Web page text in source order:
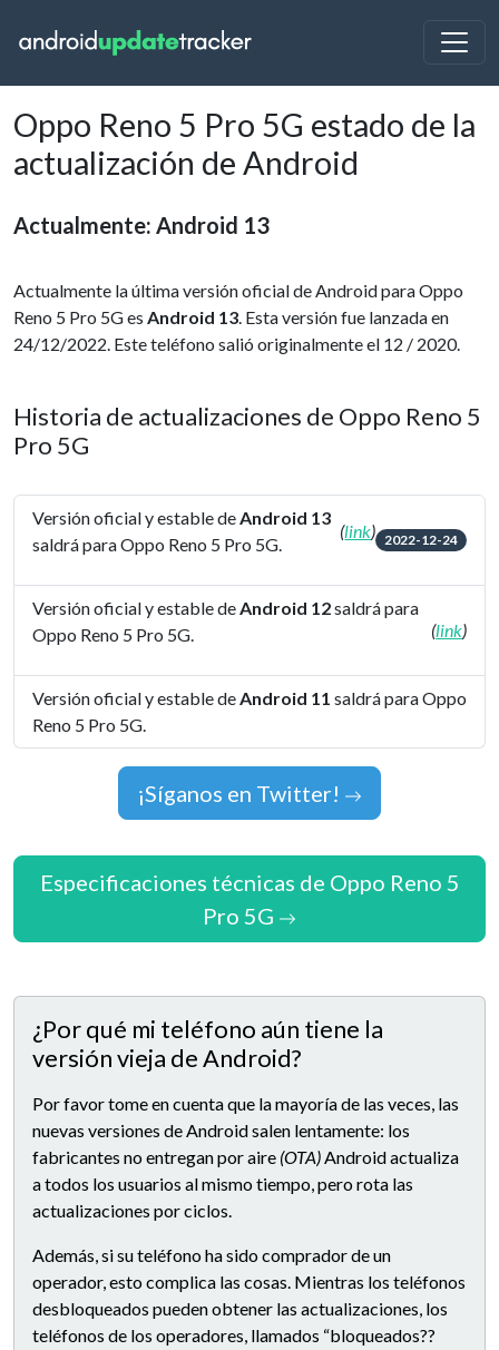
Oppo Reno 5 Pro 5G estado de la
actualización de Android
Actualmente: Android 13
Actualmente la última versión oficial de Android para Oppo
Reno 5 Pro 5G es Android 13. Esta versión fue lanzada en
24/12/2022. Este teléfono salió originalmente el 12 / 2020.
Historia de actualizaciones de Oppo Reno 5
Pro 5G
Versión oficial y estable deAndroid 13
saldrá para Oppo Reno 5 Pro 5G.
(link) 2022-12-24
Versión oficial y estable deAndroid 12saldrá para
Oppo Reno 5 Pro 5G.
(link)
Versión oficial y estable deAndroid 11 saldrá para Oppo
Reno 5 Pro 5G.
¡Síganos en Twitter!
Especificaciones técnicas de Oppo Reno 5
Pro 5G
¿Por qué mi teléfono aún tiene la
versión vieja de Android?
Por favor tome en cuenta que la mayoría de las veces, las
nuevas versiones de Android salen lentamente: los
fabricantes no entregan por aire (OTA)Android actualiza
a todos los usuarios al mismo tiempo, pero rota las
actualizaciones por ciclos.
Además, si su teléfono ha sido comprador de un
operador, esto complica las cosas. Mientras los teléfonos
desbloqueados pueden obtener las actualizaciones, los
teléfonos de los operadores, llamados “bloqueados??